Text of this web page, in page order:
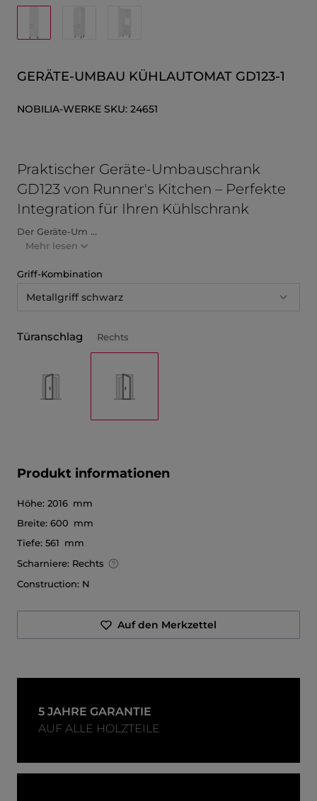
GERÄTE-UMBAU KÜHLAUTOMAT GD123-1
NOBILIA-WERKE SKU: 24651
Praktischer Geräte-Umbauschrank
GD123 von Runner's Kitchen – Perfekte
Integration für Ihren Kühlschrank
Der Geräte-Um ...
Mehr lesen
Griff-Kombination
Metallgriff schwarz
Türanschlag Rechts
Produkt informationen
Höhe: 2016 mm
Breite: 600 mm
Tiefe: 561 mm
Scharniere: Rechts
Construction: N
Auf den Merkzettel
5 JAHRE GARANTIE
AUF ALLE HOLZTEILE